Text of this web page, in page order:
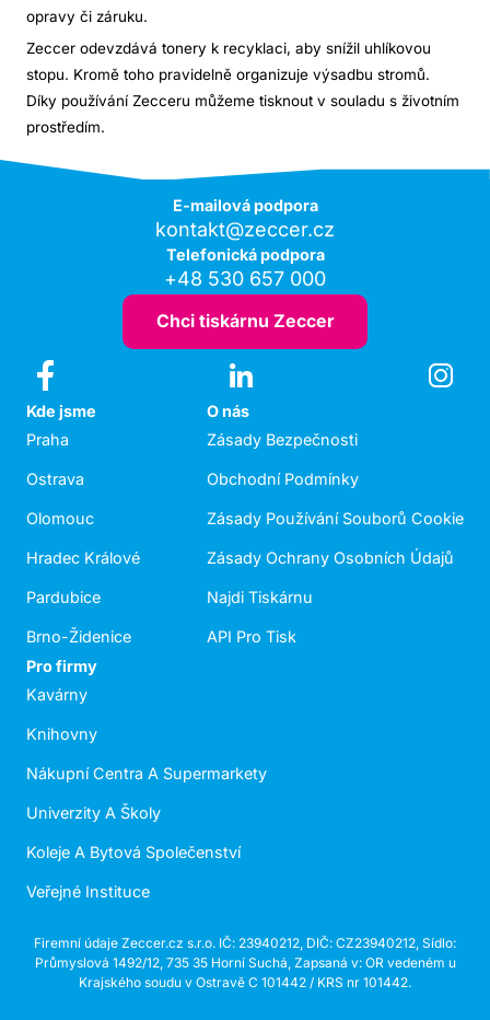
opravy či záruku.
Zeccer odevzdává tonery k recyklaci, aby snížil uhlíkovou
stopu. Kromě toho pravidelně organizuje výsadbu stromů.
Díky používání Zecceru můžeme tisknout v souladu s životním
prostředím.
E-mailová podpora
kontakt@zeccer.cz
Telefonická podpora
+48 530 657 000
Chci tiskárnu Zeccer
Kde jsme
Praha
Ostrava
Olomouc
Hradec Králové
Pardubice
Brno-Židenice
O nás
Zásady Bezpečnosti
Obchodní Podmínky
Zásady Používání Souborů Cookie
Zásady Ochrany Osobních Údajů
Najdi Tiskárnu
API Pro Tisk
Pro firmy
Kavárny
Knihovny
Nákupní Centra A Supermarkety
Univerzity A Školy
Koleje A Bytová Společenství
Veřejné Instituce
Firemní údaje Zeccer.cz s.r.o. IČ: 23940212, DIČ: CZ23940212, Sídlo:
Průmyslová 1492/12, 735 35 Horní Suchá, Zapsaná v: OR vedeném u
Krajského soudu v Ostravě C 101442 / KRS nr 101442.